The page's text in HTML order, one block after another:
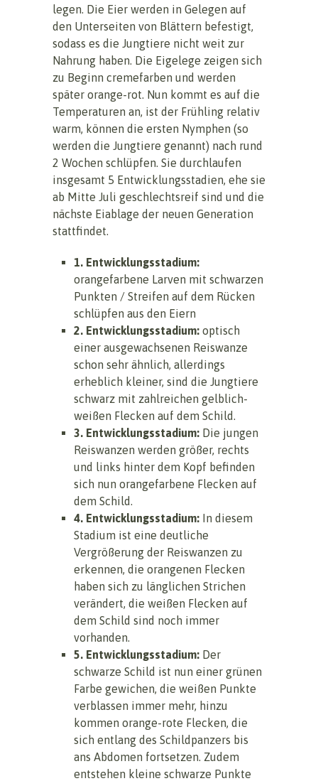
legen. Die Eier werden in Gelegen auf
den Unterseiten von Blättern befestigt,
sodass es die Jungtiere nicht weit zur
Nahrung haben. Die Eigelege zeigen sich
zu Beginn cremefarben und werden
später orange-rot. Nun kommt es auf die
Temperaturen an, ist der Frühling relativ
warm, können die ersten Nymphen (so
werden die Jungtiere genannt) nach rund
2 Wochen schlüpfen. Sie durchlaufen
insgesamt 5 Entwicklungsstadien, ehe sie
ab Mitte Juli geschlechtsreif sind und die
nächste Eiablage der neuen Generation
stattfindet.
1. Entwicklungsstadium:
orangefarbene Larven mit schwarzen
Punkten / Streifen auf dem Rücken
schlüpfen aus den Eiern
2. Entwicklungsstadium: optisch
einer ausgewachsenen Reiswanze
schon sehr ähnlich, allerdings
erheblich kleiner, sind die Jungtiere
schwarz mit zahlreichen gelblich-
weißen Flecken auf dem Schild.
3. Entwicklungsstadium: Die jungen
Reiswanzen werden größer, rechts
und links hinter dem Kopf befinden
sich nun orangefarbene Flecken auf
dem Schild.
4. Entwicklungsstadium: In diesem
Stadium ist eine deutliche
Vergrößerung der Reiswanzen zu
erkennen, die orangenen Flecken
haben sich zu länglichen Strichen
verändert, die weißen Flecken auf
dem Schild sind noch immer
vorhanden.
5. Entwicklungsstadium: Der
schwarze Schild ist nun einer grünen
Farbe gewichen, die weißen Punkte
verblassen immer mehr, hinzu
kommen orange-rote Flecken, die
sich entlang des Schildpanzers bis
ans Abdomen fortsetzen. Zudem
entstehen kleine schwarze Punkte